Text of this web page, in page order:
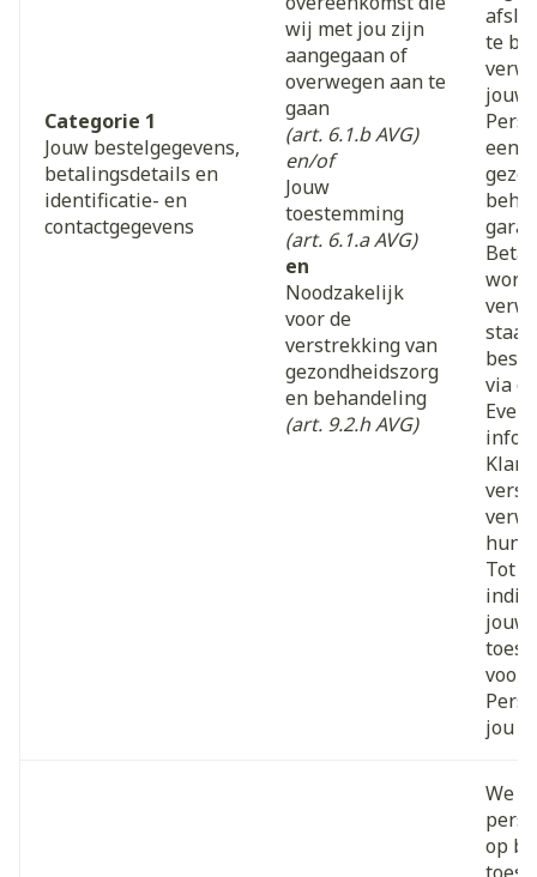
Categorie 1
Jouw bestelgegevens,
betalingsdetails en
identificatie- en
contactgegevens
wij met jou zijn
aangegaan of
overwegen aan te
gaan
(art. 6.1.b AVG)
en/of
Jouw
toestemming
(art. 6.1.a AVG)
en
Noodzakelijk
voor de
verstrekking van
gezondheidszorg
en behandeling
(art. 9.2.h AVG)
te
jouw
een
staat
via
hun
Tot
jouw
jou
We
op